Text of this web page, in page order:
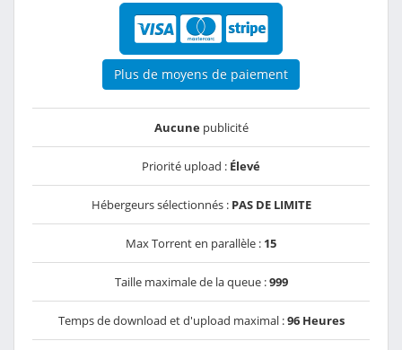
Plus de moyens de paiement
Aucunepublicité
Priorité upload : Élevé
Hébergeurs sélectionnés : PAS DE LIMITE
Max Torrent en parallèle : 15
Taille maximale de la queue :999
Temps de download et d'upload maximal :96 Heures